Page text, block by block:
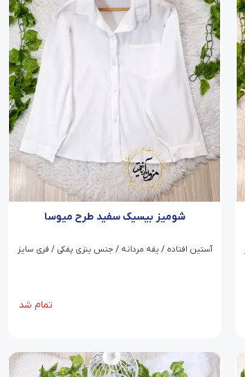
شومیز بیسیک سفید طرح میوسا
آستین افتاده / یقه مردانه / جنس ینزی پفکی / فری سایز
تمام شد